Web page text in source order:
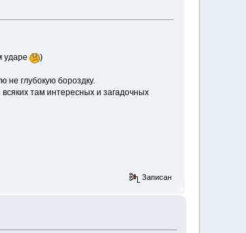
ударе
)
не глубокую бороздку.
там интересных и загадочных
Записан